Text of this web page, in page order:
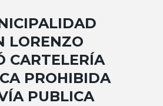
LORENZO
CARTELERÍA
PROHIBIDA
PUBLICA